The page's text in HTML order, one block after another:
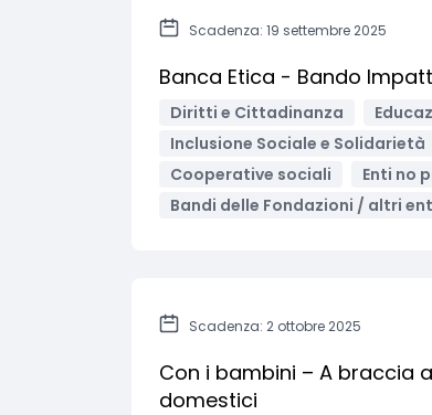
Scadenza: 19 settembre 2025
Banca Etica - Bando
Diritti e Cittadinanza
Inclusione Sociale e Solidarietà
Cooperative sociali
Enti no
Bandi delle Fondazioni / altri
Scadenza: 2 ottobre 2025
Con i bambini – A braccia
domestici